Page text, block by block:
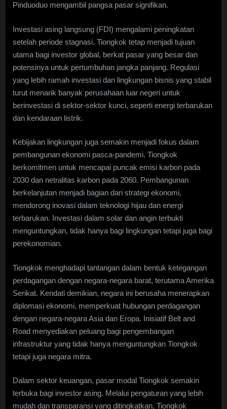
Pinduoduo mengambil pangsa pasar signifikan.
Investasi asing langsung (FDI) mengalami peningkatan
setelah periode stagnasi. Tiongkok tetap menjadi tujuan
utama bagi investor global, berkat pasar yang besar dan
potensinya untuk pertumbuhan jangka panjang. Regulasi
yang lebih ramah investasi dan lingkungan bisnis yang stabil
turut menarik banyak perusahaan luar negeri untuk
berinvestasi di sektor-sektor kunci, seperti energi terbarukan
dan kendaraan listrik.
Kebijakan lingkungan juga semakin menjadi fokus dalam
pembangunan ekonomi pasca-pandemi. Tiongkok
berkomitmen untuk mencapai puncak emisi karbon pada
2030 dan netralitas karbon pada 2060. Pembangunan
berkelanjutan menjadi bagian dari strategi ekonomi,
mendorong inovasi dalam teknologi hijau dan energi
terbarukan. Investasi dalam solar dan angin terbukti
menguntungkan, tidak hanya bagi lingkungan tetapi juga bagi
perekonomian.
Tiongkok menghadapi tantangan dalam bentuk ketegangan
perdagangan dengan negara-negara barat, terutama Amerika
Serikat. Kendati demikian, negara ini berusaha menerapkan
diplomasi ekonomi, memperkuat hubungan perdagangan
dengan negara-negara Asia dan Eropa. Inisiatif Belt and
Road menyediakan peluang bagi pengembangan
infrastruktur yang tidak hanya menguntungkan Tiongkok
tetapi juga negara mitra.
Dalam sektor keuangan, pasar modal Tiongkok semakin
terbuka bagi investor asing. Melalui pengaturan yang lebih
mudah dan transparansi yang ditingkatkan, Tiongkok